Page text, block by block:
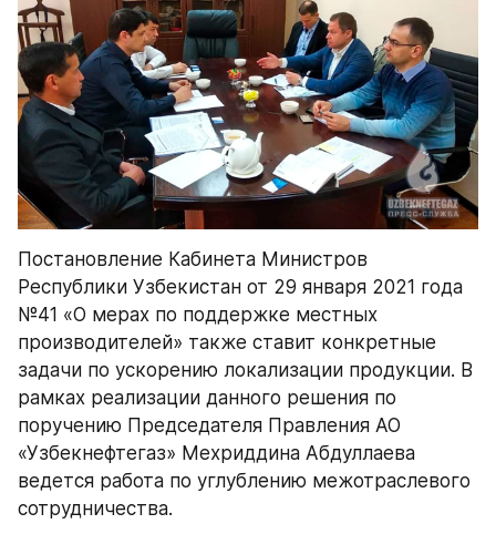
Постановление Кабинета Министров
Республики Узбекистан от 29 января 2021 года
№41 «О мерах по поддержке местных
производителей» также ставит конкретные
задачи по ускорению локализации продукции. В
рамках реализации данного решения по
поручению Председателя Правления АО
«Узбекнефтегаз» Мехриддина Абдуллаева
ведется работа по углублению межотраслевого
сотрудничества.